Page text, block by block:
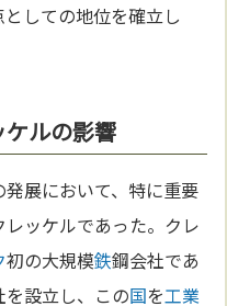
としての地位を確立し
ルの影響
発展において、特に重要
ッケルであった。クレ
初の大規模鉄鋼会社であ
設立し、この国を工業